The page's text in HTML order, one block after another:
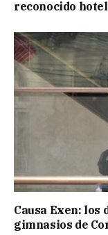
reconocido
Causa Exen:
gimnasios de